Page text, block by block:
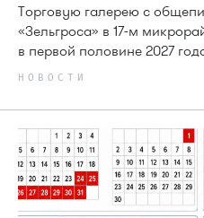
Торговую галерею с
«Зельгроса» в 17-м
в первой половине 2027
НОВОСТИ